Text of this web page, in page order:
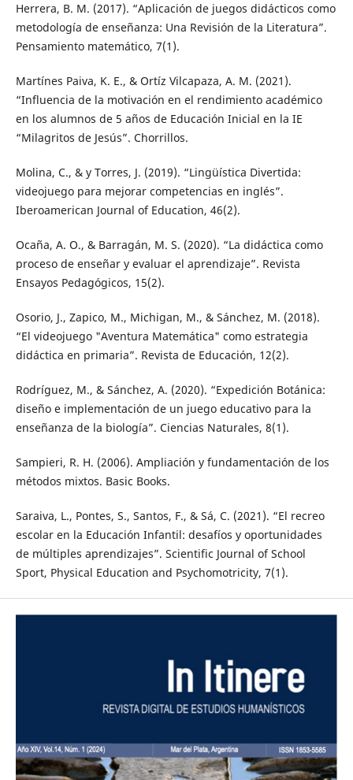
Herrera, B. M. (2017). “Aplicación de juegos didácticos como
metodología de enseñanza: Una Revisión de la Literatura”.
Pensamiento matemático, 7(1).
Martínes Paiva, K. E., & Ortíz Vilcapaza, A. M. (2021).
“Influencia de la motivación en el rendimiento académico
en los alumnos de 5 años de Educación Inicial en la IE
“Milagritos de Jesús”. Chorrillos.
Molina, C., & y Torres, J. (2019). “Lingüística Divertida:
videojuego para mejorar competencias en inglés”.
Iberoamerican Journal of Education, 46(2).
Ocaña, A. O., & Barragán, M. S. (2020). “La didáctica como
proceso de enseñar y evaluar el aprendizaje”. Revista
Ensayos Pedagógicos, 15(2).
Osorio, J., Zapico, M., Michigan, M., & Sánchez, M. (2018).
“El videojuego "Aventura Matemática" como estrategia
didáctica en primaria”. Revista de Educación, 12(2).
Rodríguez, M., & Sánchez, A. (2020). “Expedición Botánica:
diseño e implementación de un juego educativo para la
enseñanza de la biología”. Ciencias Naturales, 8(1).
Sampieri, R. H. (2006). Ampliación y fundamentación de los
métodos mixtos. Basic Books.
Saraiva, L., Pontes, S., Santos, F., & Sá, C. (2021). “El recreo
escolar en la Educación Infantil: desafíos y oportunidades
de múltiples aprendizajes”. Scientific Journal of School
Sport, Physical Education and Psychomotricity, 7(1).